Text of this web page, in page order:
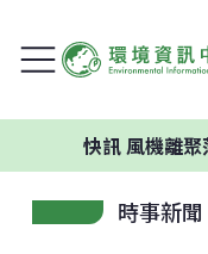
風機離聚落、學
時事新聞